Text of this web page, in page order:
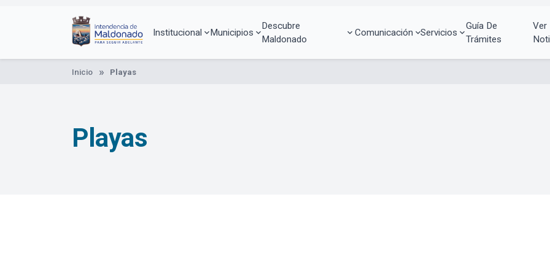
Institucional Municipios
Descubre
Maldonado
Comunicación Servicios
Guía De
Trámites
Ver
Inicio Playas
Playas